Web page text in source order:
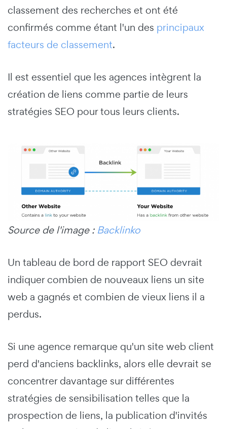
classement des recherches et ont été
confirmés comme étant l'un des principaux
facteurs de classement.
Il est essentiel que les agences intègrent la
création de liens comme partie de leurs
stratégies SEO pour tous leurs clients.
Source de l'image : Backlinko
Un tableau de bord de rapport SEO devrait
indiquer combien de nouveaux liens un site
web a gagnés et combien de vieux liens il a
perdus.
Si une agence remarque qu'un site web client
perd d'anciens backlinks, alors elle devrait se
concentrer davantage sur différentes
stratégies de sensibilisation telles que la
prospection de liens, la publication d'invités